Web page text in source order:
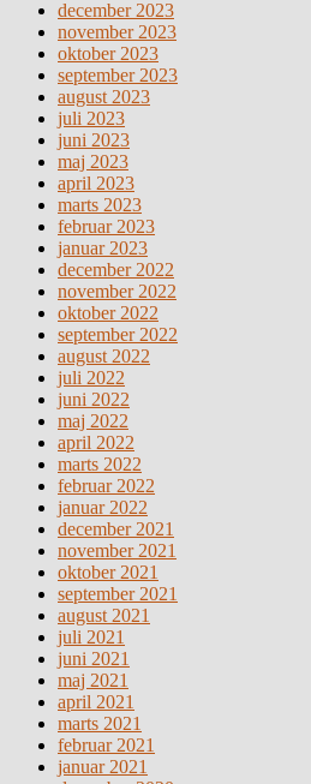
december 2023
november 2023
oktober 2023
september 2023
august 2023
juli 2023
juni 2023
maj 2023
april 2023
marts 2023
februar 2023
januar 2023
december 2022
november 2022
oktober 2022
september 2022
august 2022
juli 2022
juni 2022
maj 2022
april 2022
marts 2022
februar 2022
januar 2022
december 2021
november 2021
oktober 2021
september 2021
august 2021
juli 2021
juni 2021
maj 2021
april 2021
marts 2021
februar 2021
januar 2021